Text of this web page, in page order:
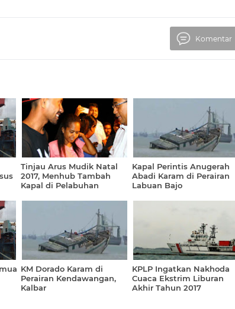
Komentar
Tinjau Arus Mudik Natal
2017, Menhub Tambah
Kapal di Pelabuhan
Kapal Perintis Anugerah
Abadi Karam di Perairan
Labuan Bajo
KM Dorado Karam di
Perairan Kendawangan,
Kalbar
KPLP Ingatkan Nakhoda
Cuaca Ekstrim Liburan
Akhir Tahun 2017